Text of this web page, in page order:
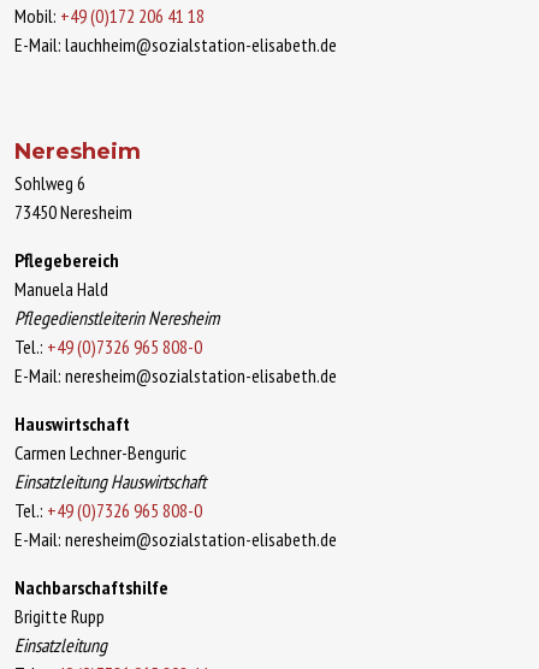
Mobil: +49 (0)172 206 41 18
E-Mail: lauchheim@sozialstation-elisabeth.de
Neresheim
Sohlweg 6
73450 Neresheim
Pflegebereich
Manuela Hald
Pflegedienstleiterin Neresheim
Tel.: +49 (0)7326 965 808-0
E-Mail: neresheim@sozialstation-elisabeth.de
Hauswirtschaft
Carmen Lechner-Benguric
Einsatzleitung Hauswirtschaft
Tel.: +49 (0)7326 965 808-0
E-Mail: neresheim@sozialstation-elisabeth.de
Nachbarschaftshilfe
Brigitte Rupp
Einsatzleitung